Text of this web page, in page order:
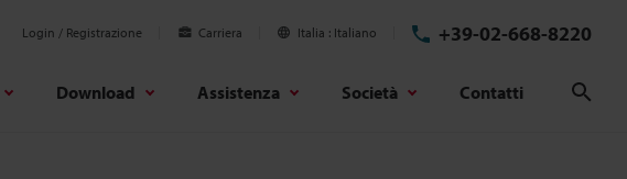
Login / Registrazione Carriera Italia Italiano +39-02-668-8220
Download Assistenza Società Contatti